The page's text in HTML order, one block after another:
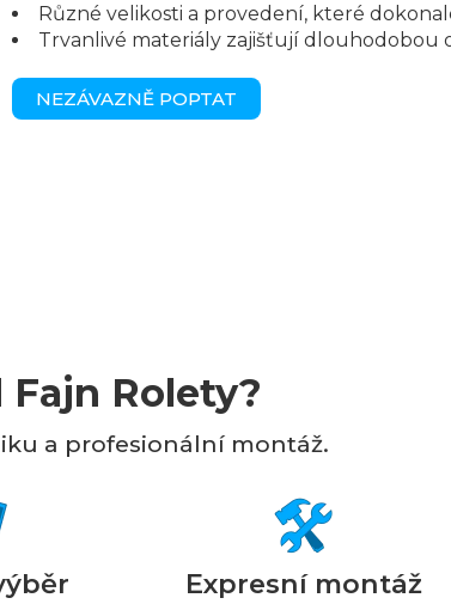
Různé velikosti a provedení, které
Trvanlivé materiály zajišťují dlouhodobou
NEZÁVAZNĚ POPTAT
Rolety?
a profesionální montáž.
Expresní montáž